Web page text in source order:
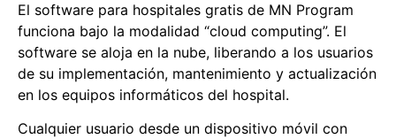
El software para hospitales gratis de MN Program
funciona bajo la modalidad “cloud computing”. El
software se aloja en la nube, liberando a los usuarios
de su implementación, mantenimiento y actualización
en los equipos informáticos del hospital.
Cualquier usuario desde un dispositivo móvil con